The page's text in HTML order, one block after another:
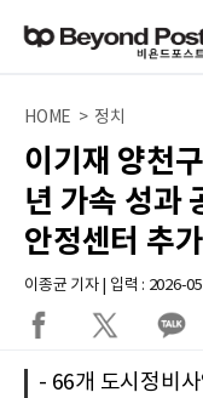
HOME > 정치
이기재 양천
년 가속 성과
안정센터 추
이종균 기자 | 입력 : 2026-
- 66개 도시정비